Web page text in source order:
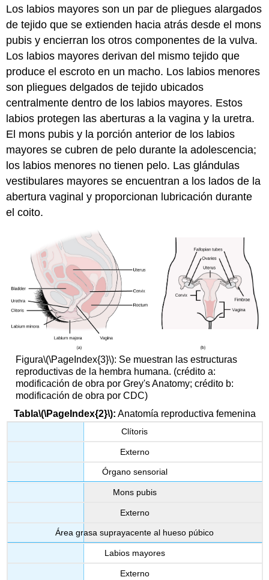
Los labios mayores son un par de pliegues alargados
de tejido que se extienden hacia atrás desde el mons
pubis y encierran los otros componentes de la vulva.
Los labios mayores derivan del mismo tejido que
produce el escroto en un macho. Los labios menores
son pliegues delgados de tejido ubicados
centralmente dentro de los labios mayores. Estos
labios protegen las aberturas a la vagina y la uretra.
El mons pubis y la porción anterior de los labios
mayores se cubren de pelo durante la adolescencia;
los labios menores no tienen pelo. Las glándulas
vestibulares mayores se encuentran a los lados de la
abertura vaginal y proporcionan lubricación durante
el coito.
Figura\(\PageIndex{3}\): Se muestran las estructuras
reproductivas de la hembra humana. (crédito a:
modificación de obra por Grey's Anatomy; crédito b:
modificación de obra por CDC)
Tabla\(\PageIndex{2}\): Anatomía reproductiva femenina
Clítoris
Externo
Órgano sensorial
Mons pubis
Externo
Área grasa suprayacente al hueso púbico
Labios mayores
Externo